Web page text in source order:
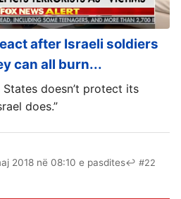
after Israeli soldiers
can all burn...
States doesn’t protect its
does.”
2018 në 08:10 e pasdites↩ #22